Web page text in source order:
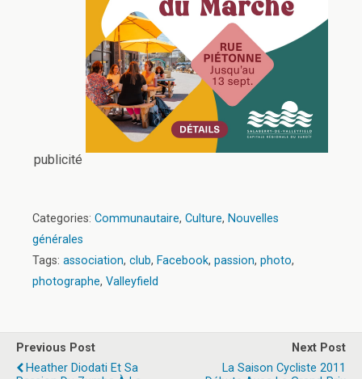
publicité
Categories: Communautaire, Culture, Nouvelles
générales
Tags: association, club, Facebook, passion, photo,
photographe, Valleyfield
Previous Post
Heather Diodati Et Sa
Next Post
La Saison Cycliste 2011